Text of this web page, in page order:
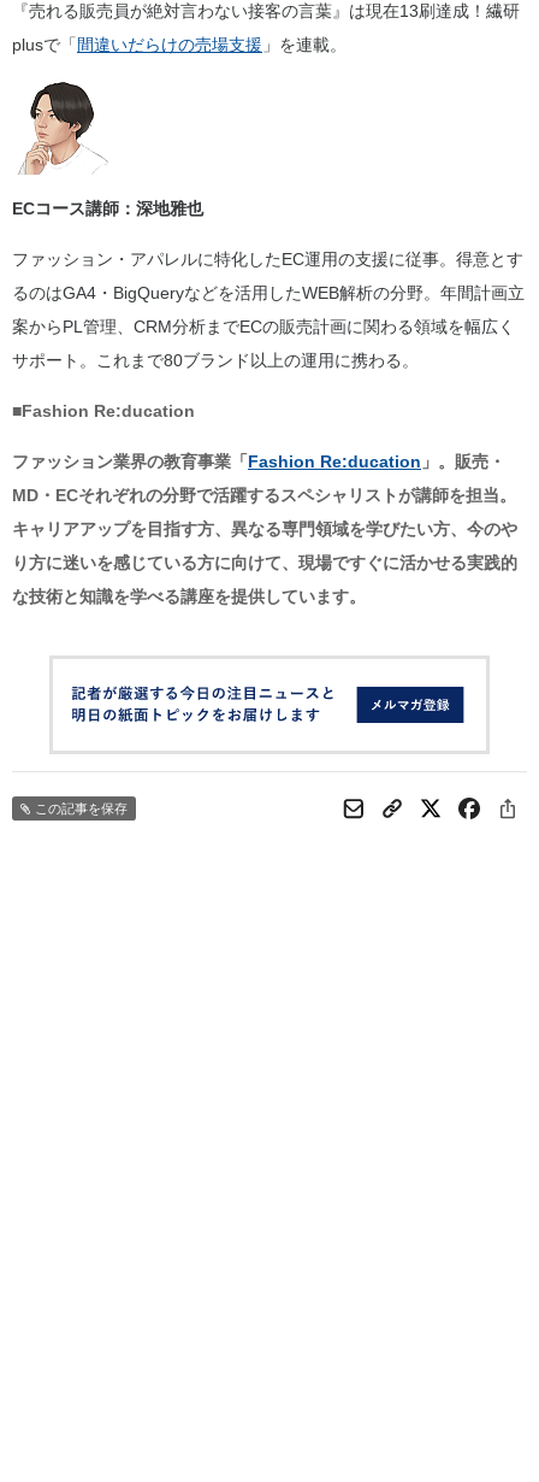
『売れる販売員が絶対言わない接客の言葉』は現在13刷達成！繊研
plusで「間違いだらけの売場支援 」を連載。
ECコース講師：深地雅也
ファッション・アパレルに特化したEC運用の支援に従事。得意とす
るのはGA4・BigQueryなどを活用したWEB解析の分野。年間計画立
案からPL管理、CRM分析までECの販売計画に関わる領域を幅広く
サポート。これまで80ブランド以上の運用に携わる。
■Fashion Re:ducation
ファッション業界の教育事業「 Fashion Re:ducation 」。販売・
MD・ECそれぞれの分野で活躍するスペシャリストが講師を担当。
キャリアアップを目指す方、異なる専門領域を学びたい方、今のや
り方に迷いを感じている方に向けて、現場ですぐに活かせる実践的
な技術と知識を学べる講座を提供しています。
この記事を保存